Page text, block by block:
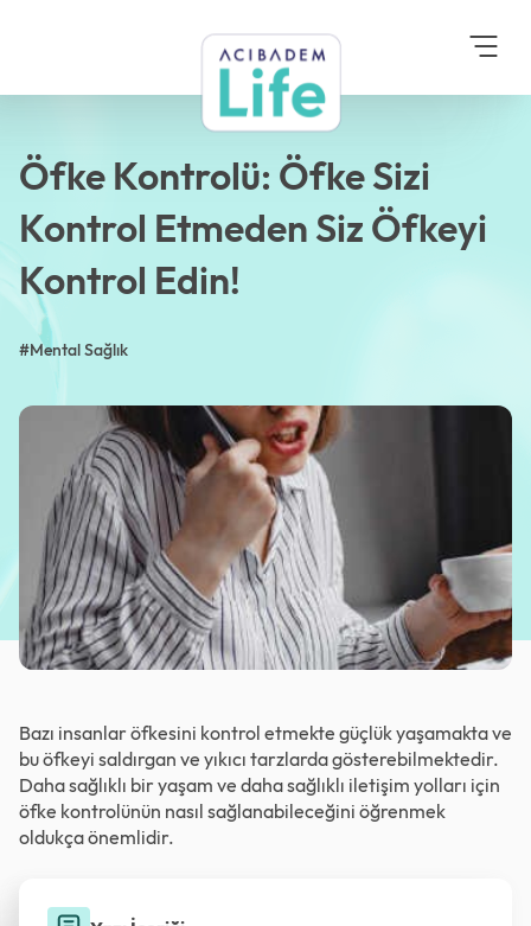
Mental Sağlık
Kontrol Etmeden Siz Öfkeyi
Kontrol Edin!
Öfke Kontrolü: Öfke Sizi
Kontrol Etmeden Siz Öfkeyi
Kontrol Edin!
#Mental Sağlık
Bazı insanlar öfkesini kontrol etmekte güçlük yaşamakta ve
bu öfkeyi saldırgan ve yıkıcı tarzlarda gösterebilmektedir.
Daha sağlıklı bir yaşam ve daha sağlıklı iletişim yolları için
öfke kontrolünün nasıl sağlanabileceğini öğrenmek
oldukça önemlidir.